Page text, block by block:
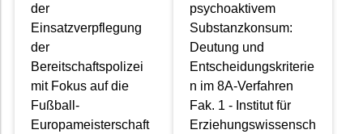
der
Einsatzverpflegung
der
Bereitschaftspolizei
mit Fokus auf die
Fußball-
Europameisterschaft
psychoaktivem
Substanzkonsum:
Deutung und
Entscheidungskriterie
n im 8A-Verfahren
Fak. 1 - Institut für
Erziehungswissensch